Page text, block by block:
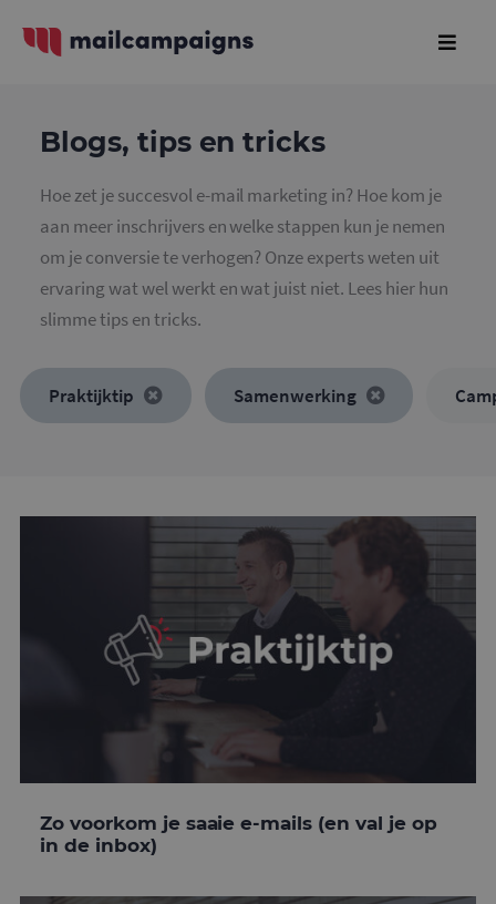
Blogs, tips en tricks
Hoe zet je succesvol e-mail marketing in? Hoe kom je
aan meer inschrijvers en welke stappen kun je nemen
om je conversie te verhogen? Onze experts weten uit
ervaring wat wel werkt en wat juist niet. Lees hier hun
slimme tips en tricks.
Praktijktip Samenwerking
Zo voorkom je saaie e-mails (en val je op
in de inbox)